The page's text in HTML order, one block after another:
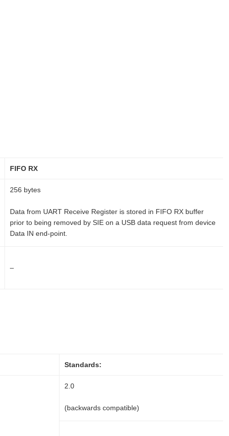
FIFO RX
256 bytes
Data from UART Receive Register is stored in FIFO RX buffer
prior to being removed by SIE on a USB data request from device
Data IN end-point.
–
Standards:
2.0
(backwards compatible)